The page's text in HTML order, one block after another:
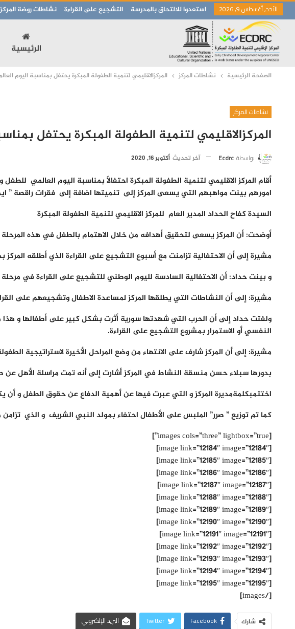
الأحد, أغسطس 9, 2026 استعدوا للالتحاق بالمدرسة التشجيع على القراءة نشاطات روضة المركز
الرئيسية
الصفحة الرئيسية نشاطات المركز المركزالاقليمي لتنمية الطفولة المبكرة يحتفل بمناسبة اليوم
نشاطات المركز
المركزالاقليمي لتنمية الطفولة المبكرة يحتفل
بواسطة Ecdrc آخر تحديث أكتوبر 16, 2020
أقام المركز الاقليمي لتنمية الطفولة المبكرة احتفالاً بمناسبة اليوم العالمي
امورهم بينت مواهبهم التي يسعى المركز إلى تنميتها اضافة إلى فقرات راقصة ”
السيدة كفاح الحداد المدير العام للمركز الاقليمي لتنمية الطفولة المبكرة
أوضحت: أن المركز يسعى لتحقيق أهدافه من خلال الاهتمام بالطفل في هذه
مشيرةإلى أن الاحتفالية تزامنت مع أسبوع التشجيع على القراءة الذي أطلقه المركز
و بينتحداد: أن الاحتفالية السادسة لليوم الوطني للتشجيع على القراءة في
مشيرة: إلى أن النشاطات التي يطلقها المركز لمساعدة الاطفال وتشجيعهم على
ولفتت حدادإلى أن الحرب التي شهدتها سورية أثرت بشكل كبير على أطفالها و
النفسي أو الاستمرار بمشروع التشجيع على القراءة.
مشيرة: إلى أن المركز شارف على الانتهاء من وضع المراحل الأخيرة لاستراتيجية الطفولة لعام 2020 التي تنفذ مع جهات عديدة كالهيئة السورية لشؤون
بدورها سبلاء حسنمنسقة النشاط في المركز أشارت إلى أنه تمت مراسلة الأهل
اختتمبكلمةمديرة المركز و التي عبرت فيها عن أهمية الدفاع عن حقوق الطفل و أن
كما تم توزيع ” صرر” الملبس على الأطفال احتفاء بمولد النبي الشريف و الذي
[images cols=”three” lightbox=”true”]
[image link=”12184″ image=”12184″]
[image link=”12185″ image=”12185″]
[image link=”12186″ image=”12186″]
[image link=”12187″ image=”12187″]
[image link=”12188″ image=”12188″]
[image link=”12189″ image=”12189″]
[image link=”12190″ image=”12190″]
[image link=”12191″ image=”12191″]
[image link=”12192″ image=”12192″]
[image link=”12193″ image=”12193″]
[image link=”12194″ image=”12194″]
[image link=”12195″ image=”12195″]
[/images]
شارك Facebook
Twitter البريد الإلكتروني